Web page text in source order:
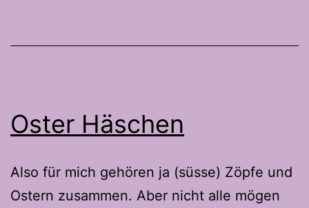
Oster Häschen
Also für mich gehören ja (süsse) Zöpfe und
Ostern zusammen. Aber nicht alle mögen